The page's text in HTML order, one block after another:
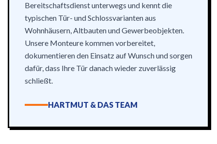
Bereitschaftsdienst unterwegs und kennt die
typischen Tür- und Schlossvarianten aus
Wohnhäusern, Altbauten und Gewerbeobjekten.
Unsere Monteure kommen vorbereitet,
dokumentieren den Einsatz auf Wunsch und sorgen
dafür, dass Ihre Tür danach wieder zuverlässig
schließt.
HARTMUT & DAS TEAM